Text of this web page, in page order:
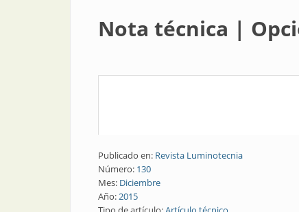
Nota técnica |
Publicado en: Revista Luminotecnia
Número: 130
Mes: Diciembre
Año:2015